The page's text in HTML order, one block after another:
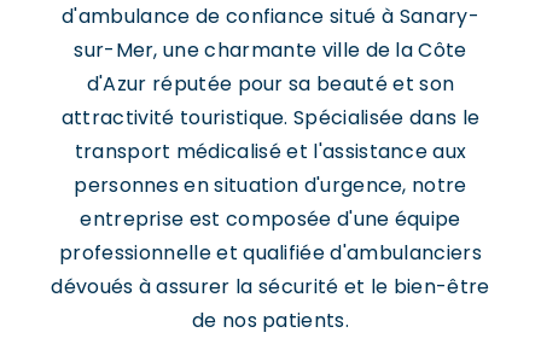
d'ambulance de confiance situé à Sanary-
sur-Mer, une charmante ville de la Côte
d'Azur réputée pour sa beauté et son
attractivité touristique. Spécialisée dans le
transport médicalisé et l'assistance aux
personnes en situation d'urgence, notre
entreprise est composée d'une équipe
professionnelle et qualifiée d'ambulanciers
dévoués à assurer la sécurité et le bien-être
de nos patients.